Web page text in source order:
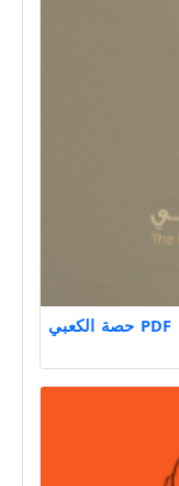
تحميل كتاب في حضرة الوعي الرقمي PDF حصة الكعبي